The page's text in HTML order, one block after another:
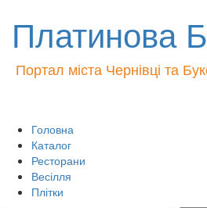
Платинова
Портал міста Чернівці та
Головна
Каталог
Ресторани
Весілля
Плітки